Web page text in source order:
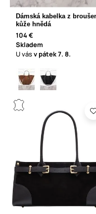
Dámská kabelka z
kůže hnědá
104 €
Skladem
U vásv pátek7. 8.